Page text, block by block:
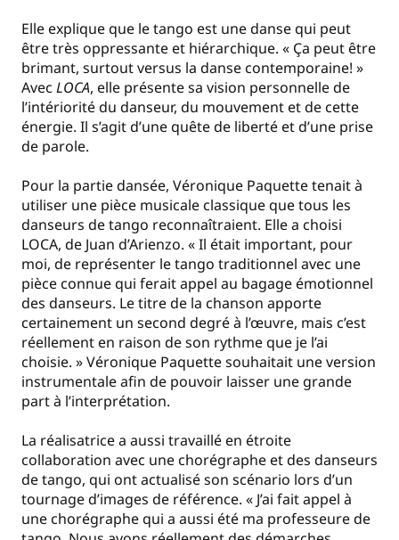
Elle explique que le tango est une danse qui peut
être très oppressante et hiérarchique. « Ça peut être
brimant, surtout versus la danse contemporaine! »
Avec LOCA, elle présente sa vision personnelle de
l’intériorité du danseur, du mouvement et de cette
énergie. Il s’agit d’une quête de liberté et d’une prise
de parole.
Pour la partie dansée, Véronique Paquette tenait à
utiliser une pièce musicale classique que tous les
danseurs de tango reconnaîtraient. Elle a choisi
LOCA, de Juan d’Arienzo. « Il était important, pour
moi, de représenter le tango traditionnel avec une
pièce connue qui ferait appel au bagage émotionnel
des danseurs. Le titre de la chanson apporte
certainement un second degré à l’œuvre, mais c’est
réellement en raison de son rythme que je l’ai
choisie. » Véronique Paquette souhaitait une version
instrumentale afin de pouvoir laisser une grande
part à l’interprétation.
La réalisatrice a aussi travaillé en étroite
collaboration avec une chorégraphe et des danseurs
de tango, qui ont actualisé son scénario lors d’un
tournage d’images de référence. « J’ai fait appel à
une chorégraphe qui a aussi été ma professeure de